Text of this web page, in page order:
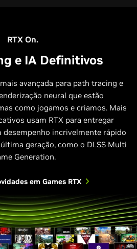
Performance
Super Resolution and DLSS Ray
50 Series; Frame Gen on 40 Series.
on 50 Series. Horizon Forbidden West
supports DLSS 3.
RTX On.
e IA Definitivos
avançada para path tracing e
neural que estão
como jogamos e criamos. Mais
usam RTX para entregar
incrivelmente rápido
geração, como o DLSS Multi
Generation.
em Games RTX